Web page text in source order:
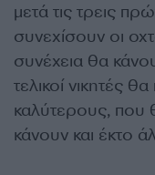
μετά τις τρεις
συνεχίσουν οι
συνέχεια θα
τελικοί νικητές
καλύτερους, που
κάνουν και έκτο